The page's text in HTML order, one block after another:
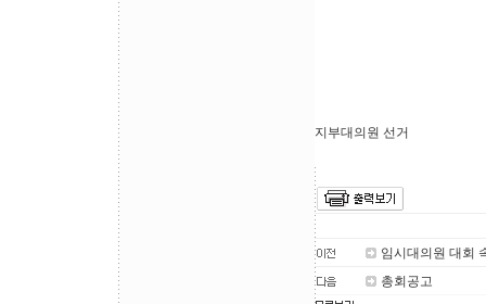
지부대의원 선거
임시대의원 대회
총회공고